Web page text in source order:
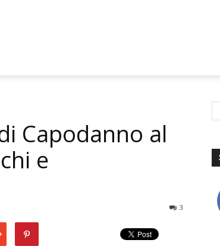
Capodanno al
e
3